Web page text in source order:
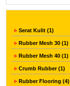
Serat Kulit (1)
Rubber Mesh 30 (1)
Rubber Mesh 40 (1)
Crumb Rubber (1)
Rubber Flooring (4)